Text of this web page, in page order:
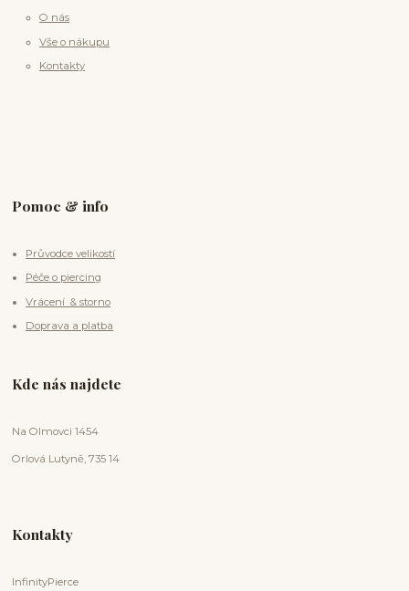
O nás
Vše o nákupu
Kontakty
Pomoc & info
Průvodce velikostí
Péče o piercing
Vrácení & storno
Doprava a platba
Kde nás najdete
Na Olmovci 1454
Orlová Lutyně, 735 14
Kontakty
InfinityPierce